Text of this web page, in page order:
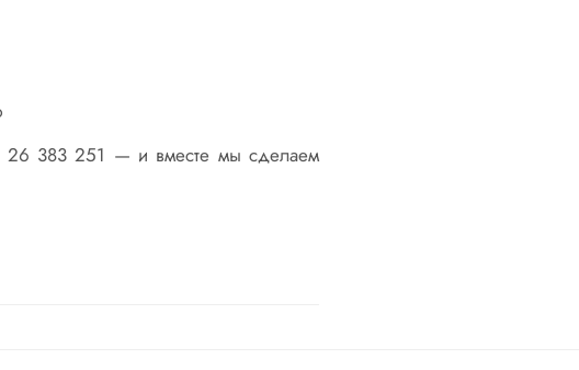
26 383 251 — и вместе мы сделаем